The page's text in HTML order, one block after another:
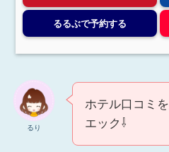
るるぶで予約する
るり
ホテル口コミ
エック⇩